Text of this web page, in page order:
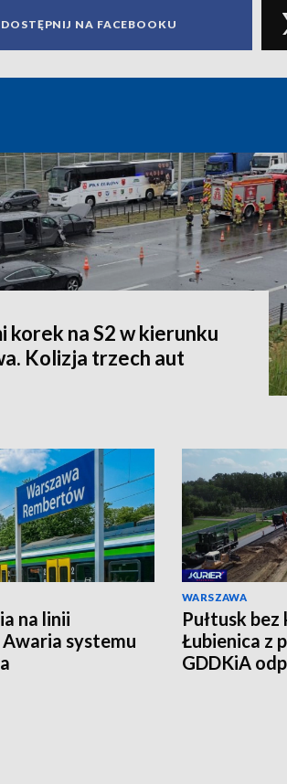
NA FACEBOOKU
korek na S2 w kierunku
Kolizja trzech aut
na linii
systemu
WARSZAWA
Pułtusk bez
Łubienica z
GDDKiA